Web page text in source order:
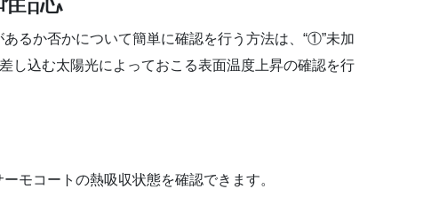
るか否かについて簡単に確認を行う方法は、 “①”未加
し込む太陽光によっておこる表面温度上昇の確認を行
モコートの熱吸収状態を確認できます。